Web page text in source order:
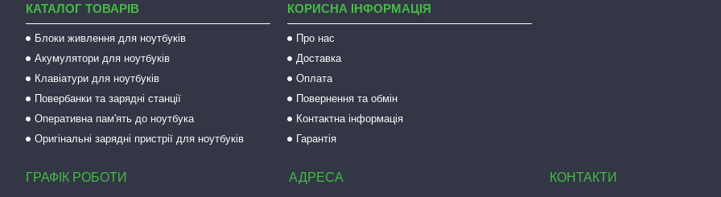
КАТАЛОГ ТОВАРІВ
Блоки живлення для ноутбуків
Акумулятори для ноутбуків
Клавіатури для ноутбуків
Повербанки та зарядні станції
Оперативна пам'ять до ноутбука
Оригінальні зарядні пристрії для ноутбуків
КОРИСНА ІНФОРМАЦІЯ
Про нас
Доставка
Оплата
Повернення та обмін
Контактна інформація
Гарантія
ГРАФІК РОБОТИ